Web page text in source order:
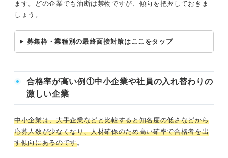
ます。どの企業でも油断は禁物ですが、傾向を把握しておきま
しょう。
募集枠・業種別の最終面接対策はここをタップ
合格率が高い例①中小企業や社員の入れ替わりの
激しい企業
中小企業は、大手企業などと比較すると知名度の低さなどから
応募人数が少なくなり、人材確保のため高い確率で合格者を出
す傾向にあるのです。